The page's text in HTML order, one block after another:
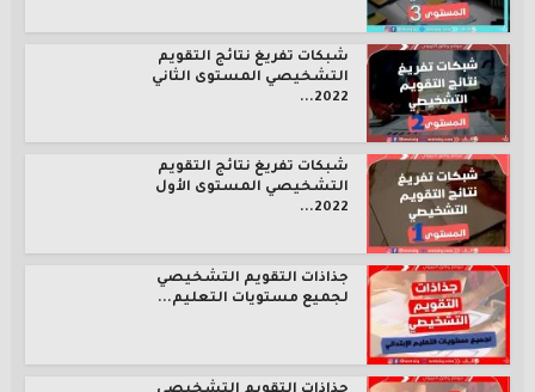
شبكات تفريغ نتائج التقويم
التشخيصي المستوى الثاني
2022...
شبكات تفريغ نتائج التقويم
التشخيصي المستوى الأول
2022...
جذاذات التقويم التشخيصي
لجميع مستويات التعليم...